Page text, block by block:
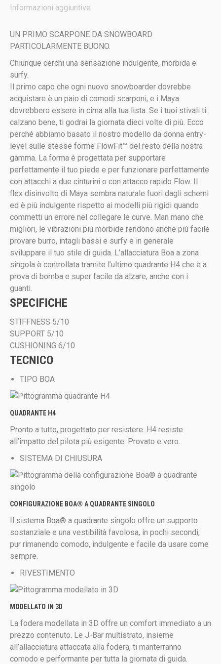
Informazioni aggiuntive
UN PRIMO SCARPONE DA SNOWBOARD
PARTICOLARMENTE BUONO.
Chiunque cerchi una sensazione indulgente, morbida e
surfy.
Il primo capo che ogni nuovo snowboarder dovrebbe
acquistare è un paio di comodi scarponi, e i Maya
dovrebbero essere in cima alla tua lista. Se i tuoi stivali ti
calzano bene, ti godrai la giornata dieci volte di più. Ecco
perché abbiamo basato il nostro modello da donna entry-
level sulle stesse forme FlowFit™ del resto della nostra
gamma. La forma è progettata per supportare
perfettamente il tuo piede e per funzionare perfettamente
con attacchi a due cinturini o con attacco rapido Flow. Il
flex disinvolto di Maya sembra naturale fuori dagli schemi
ed è più indulgente rispetto ai modelli più rigidi quando
commetti un errore nel collegare le curve. Man mano che
migliori, le vibrazioni più morbide rendono anche più facile
provare burro, intagli bassi e surfy e in generale
sviluppare il tuo stile di guida. L’allacciatura Boa a zona
singola è controllata tramite l’ultimo quadrante H4 che è a
prova di bomba e super facile da alzare, anche con i
guanti.
SPECIFICHE
STIFFNESS 5/10
SUPPORT 5/10
CUSHIONING 6/10
TECNICO
TIPO BOA
QUADRANTE H4
Pronto a tutto, progettato per resistere. H4 resiste
all’impatto del pilota più esigente. Provato e vero.
SISTEMA DI CHIUSURA
CONFIGURAZIONE BOA® A QUADRANTE SINGOLO
Il sistema Boa® a quadrante singolo offre un supporto
sostanziale e una vestibilità favolosa, in pochi secondi,
pur rimanendo comodo, indulgente e facile da usare come
sempre.
RIVESTIMENTO
MODELLATO IN 3D
La fodera modellata in 3D offre un comfort immediato a un
prezzo contenuto. Le J-Bar multistrato, insieme
all’allacciatura attaccata alla fodera, ti manterranno
comodo e performante per tutta la giornata di guida.